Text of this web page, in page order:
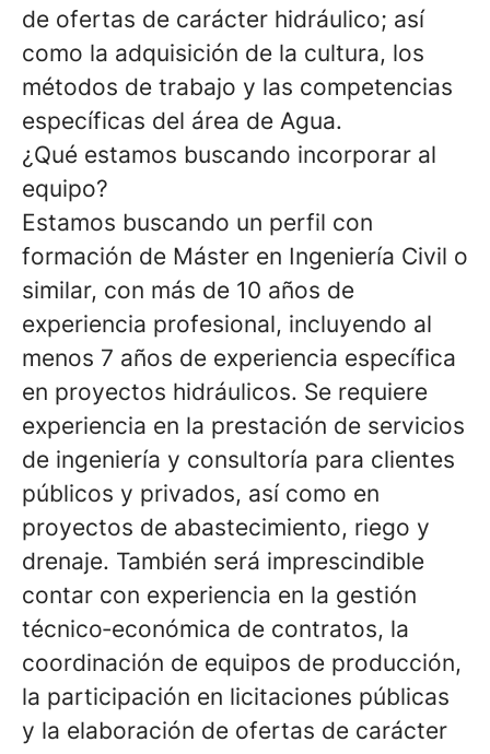
de ofertas de carácter hidráulico; así
como la adquisición de la cultura, los
métodos de trabajo y las competencias
específicas del área de Agua.
¿Qué estamos buscando incorporar al
equipo?
Estamos buscando un perfil con
formación de Máster en Ingeniería Civil o
similar, con más de 10 años de
experiencia profesional, incluyendo al
menos 7 años de experiencia específica
en proyectos hidráulicos. Se requiere
experiencia en la prestación de servicios
de ingeniería y consultoría para clientes
públicos y privados, así como en
proyectos de abastecimiento, riego y
drenaje. También será imprescindible
contar con experiencia en la gestión
técnico‑económica de contratos, la
coordinación de equipos de producción,
la participación en licitaciones públicas
y la elaboración de ofertas de carácter